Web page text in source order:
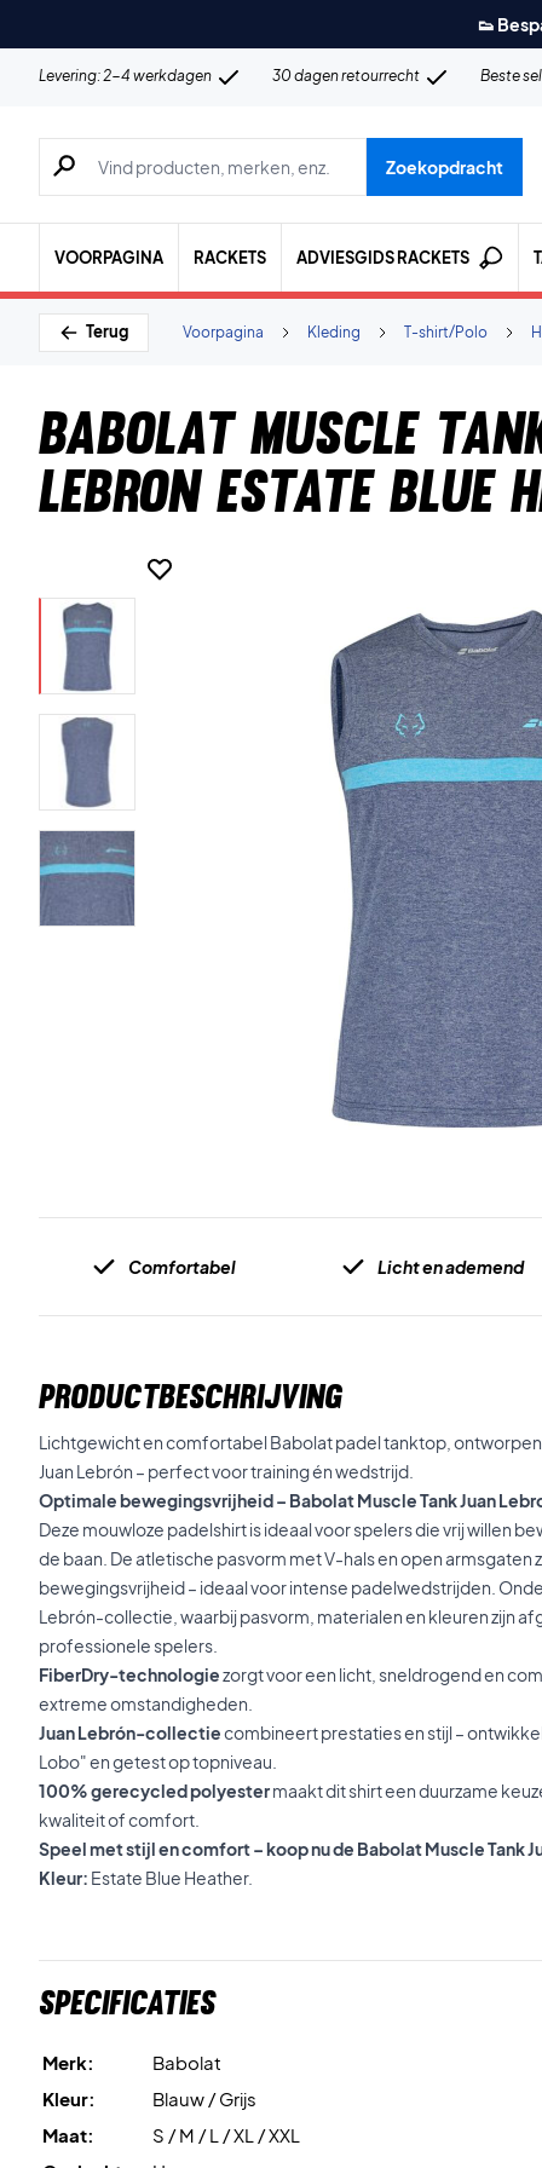
👟
Levering: 2-4 werkdagen 30 dagen retourrecht Beste
Zoeken naar producten, merken etc.
Zoekopdracht
VOORPAGINA RACKETS ADVIESGIDS RACKETS
Terug T-shirt/Polo
Kleding
Voorpagina
Babolat Muscle
Lebron Estate Blue
Comfortabel Licht en ademend
PRODUCTBESCHRIJVING
Lichtgewicht en comfortabel Babolat padel tanktop,
Juan Lebrón – perfect voor training én wedstrijd.
Optimale bewegingsvrijheid – Babolat Muscle Tank Juan
Deze mouwloze padelshirt is ideaal voor spelers die vrij willen
de baan. De atletische pasvorm met V-hals en open armsgaten
bewegingsvrijheid – ideaal voor intense padelwedstrijden.
Lebrón-collectie, waarbij pasvorm, materialen en kleuren zijn
professionele spelers.
FiberDry-technologiezorgt voor een licht, sneldrogend en
extreme omstandigheden.
Juan Lebrón-collectiecombineert prestaties en stijl –
Lobo" en getest op topniveau.
100% gerecycled polyestermaakt dit shirt een duurzame
kwaliteit of comfort.
Speel met stijl en comfort – koop nu de Babolat Muscle Tank
Kleur: Estate Blue Heather.
Specificaties
Merk:
Babolat
Kleur:
Blauw / Grijs
Maat:
S / M / L / XL / XXL